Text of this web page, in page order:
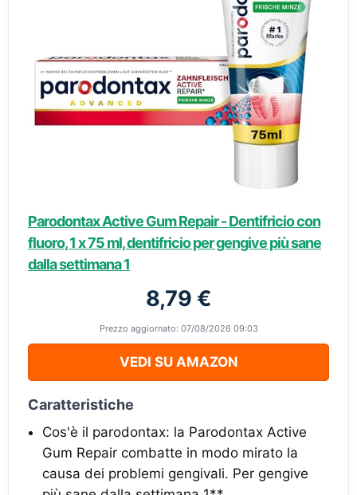
Parodontax Active Gum Repair - Dentifricio con
fluoro, 1 x 75 ml, dentifricio per gengive più sane
dalla settimana 1
8,79 €
Prezzo aggiornato: 07/08/2026 09:03
VEDI SU AMAZON
Caratteristiche
Cos'è il parodontax: la Parodontax Active
Gum Repair combatte in modo mirato la
causa dei problemi gengivali. Per gengive